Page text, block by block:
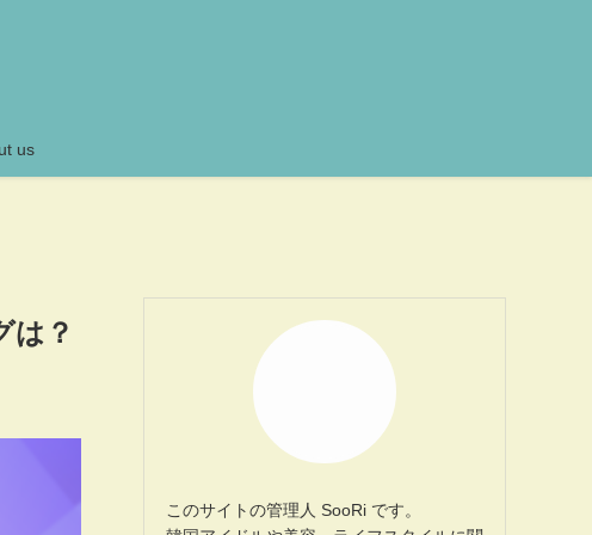
us
は？
このサイトの管理人 SooRi です。